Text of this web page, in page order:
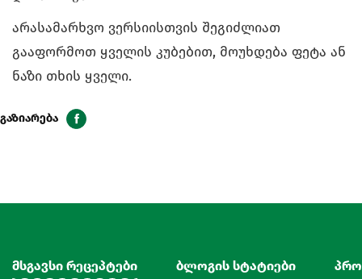
არასამარხვო ვერსიისთვის შეგიძლიათ
გააფორმოთ ყველის კუბებით, მოუხდება ფეტა ან
ნაზი თხის ყველი.
გაზიარება
მსგავსი რეცეპტები ბლოგის სტატიები